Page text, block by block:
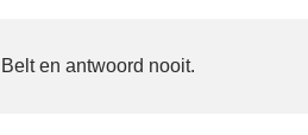
Belt en antwoord nooit.